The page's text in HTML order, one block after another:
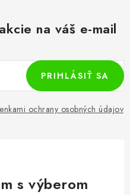
na váš e-mail
ochrany osobných údajov
PRIHLÁSIŤ SA
s výberom